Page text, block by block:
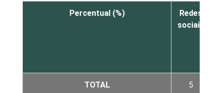
Percentual (%)
Redes
sociais
TOTAL 5